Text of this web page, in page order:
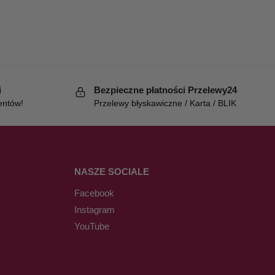
Bezpieczne płatności Przelewy24
Przelewy błyskawiczne / Karta / BLIK
NASZE SOCIALE
Facebook
Instagram
YouTube